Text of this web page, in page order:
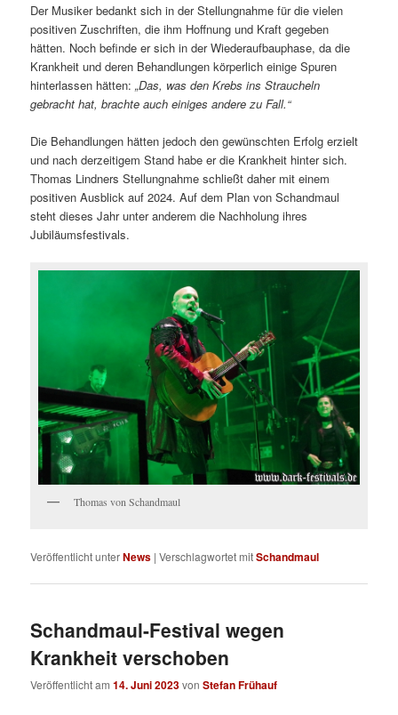
Der Musiker bedankt sich in der Stellungnahme für die vielen
positiven Zuschriften, die ihm Hoffnung und Kraft gegeben
hätten. Noch befinde er sich in der Wiederaufbauphase, da die
Krankheit und deren Behandlungen körperlich einige Spuren
hinterlassen hätten:„Das, was den Krebs ins Straucheln
gebracht hat, brachte auch einiges andere zu Fall.“
Die Behandlungen hätten jedoch den gewünschten Erfolg erzielt
und nach derzeitigem Stand habe er die Krankheit hinter sich.
Thomas Lindners Stellungnahme schließt daher mit einem
positiven Ausblick auf 2024. Auf dem Plan von Schandmaul
steht dieses Jahr unter anderem die Nachholung ihres
Jubiläumsfestivals.
Thomas von Schandmaul
Veröffentlicht unterNews |Verschlagwortet mitSchandmaul
Schandmaul-Festival wegen
Krankheit verschoben
Veröffentlicht am14. Juni 2023vonStefan Frühauf